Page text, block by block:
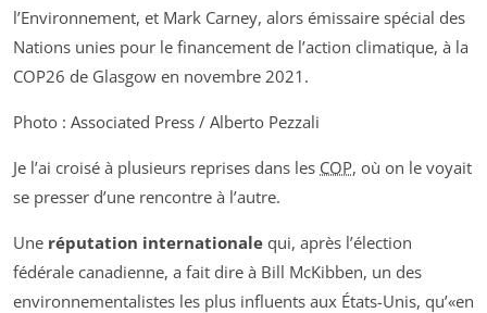
l’Environnement, et Mark Carney, alors émissaire spécial des
Nations unies pour le financement de l’action climatique, à la
COP26 de Glasgow en novembre 2021.
Photo : Associated Press / Alberto Pezzali
Je l’ai croisé à plusieurs reprises dans les COP, où on le voyait
se presser d’une rencontre à l’autre.
Une réputation internationale qui, après l’élection
fédérale canadienne, a fait dire à Bill McKibben, un des
environnementalistes les plus influents aux États-Unis, qu’ en